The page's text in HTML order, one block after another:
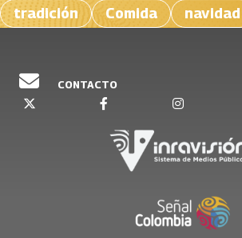
tradición
Comida navidad
CONTACTO